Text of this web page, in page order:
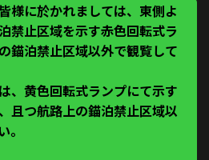
様に於かれましては、東側よ
禁止区域を示す赤色回転式ラ
錨泊禁止区域以外で観覧して
、黄色回転式ランプにて示す
且つ航路上の錨泊禁止区域以